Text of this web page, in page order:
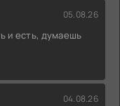
05.08.26
и есть, думаешь
04.08.26